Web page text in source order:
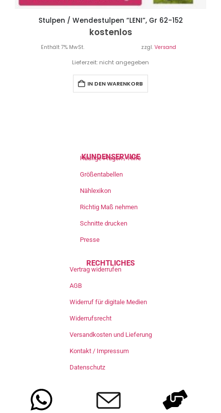
Stulpen / Wendestulpen “LENI”, Gr 62-152
kostenlos
Enthält 7% MwSt. zzgl. Versand
Lieferzeit: nicht angegeben
IN DEN WARENKORB
KUNDENSERVICE
Häufige Fragen / Hilfe
Größentabellen
Nählexikon
Richtig Maß nehmen
Schnitte drucken
Presse
RECHTLICHES
Vertrag widerrufen
AGB
Widerruf für digitale Medien
Widerrufsrecht
Versandkosten und Lieferung
Kontakt / Impressum
Datenschutz